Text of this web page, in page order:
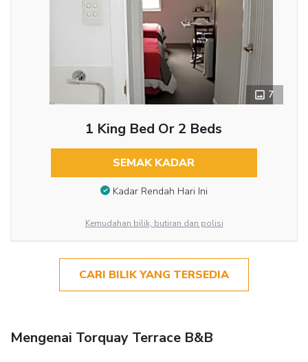
7
1 King Bed Or 2 Beds
SEMAK KADAR
Kadar Rendah Hari Ini
Kemudahan bilik, butiran dan polisi
CARI BILIK YANG TERSEDIA
Mengenai Torquay Terrace B&B